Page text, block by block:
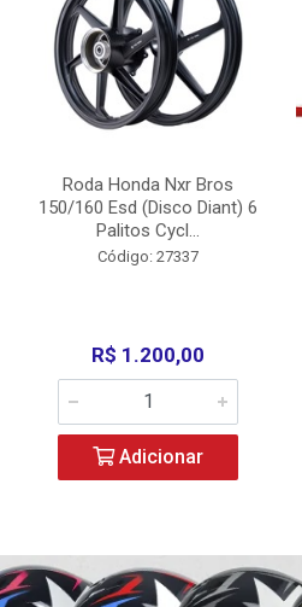
Roda Honda Nxr Bros
150/160 Esd (Disco Diant) 6
Palitos Cycl...
Código: 27337
R$ 1.200,00
Adicionar